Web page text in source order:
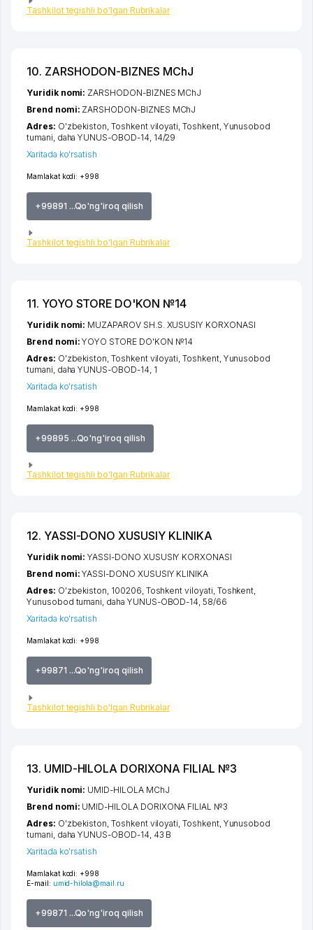
Tashkilot tegishli bo'lgan Rubrikalar
10. ZARSHODON-BIZNES MChJ
Mamlakat kodi: +998
+99891 ...Qo'ng'iroq qilish
Tashkilot tegishli bo'lgan Rubrikalar
Yuridik nomi: ZARSHODON-BIZNES MChJ
Brend nomi: ZARSHODON-BIZNES MChJ
Adres: O'zbekiston,Toshkent viloyati ,Toshkent, Yunusobod
tumani daha YUNUS-OBOD-14 , 14/29
Xaritada ko'rsatish
11. YOYO STORE DO'KON №14
Mamlakat kodi: +998
+99895 ...Qo'ng'iroq qilish
Tashkilot tegishli bo'lgan Rubrikalar
Yuridik nomi: MUZAPAROV SH.S. XUSUSIY KORXONASI
Brend nomi:YOYO STORE DO'KON №14
Adres: O'zbekiston,Toshkent viloyati,Toshkent, Yunusobod
tumani, daha YUNUS-OBOD-14, 1
Xaritada ko'rsatish
12. YASSI-DONO XUSUSIY KLINIKA
Mamlakat kodi: +998
+99871 ...Qo'ng'iroq qilish
Tashkilot tegishli bo'lgan Rubrikalar
Yuridik nomi:YASSI-DONO XUSUSIY KORXONASI
Brend nomi:YASSI-DONO XUSUSIY KLINIKA
Adres: O'zbekiston, 100206, Toshkent viloyati, Toshkent,
Yunusobod tumani, daha YUNUS-OBOD-14, 58/66
Xaritada ko'rsatish
13. UMID-HILOLA DORIXONA FILIAL №3
Mamlakat kodi: +998
E-mail: umid-hilola@mail.ru
+99871 ...Qo'ng'iroq qilish
Yuridik nomi: UMID-HILOLA MChJ
Brend nomi: UMID-HILOLA DORIXONA FILIAL №3
Adres: O'zbekiston,Toshkent viloyati ,Toshkent, Yunusobod
tumani daha YUNUS-OBOD-14 , 43 B
Xaritada ko'rsatish